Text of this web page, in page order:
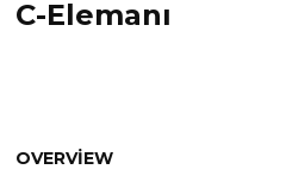
C-Elemanı
OVERVIEW